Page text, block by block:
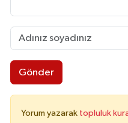
Gönder
Yorum yazarak topluluk